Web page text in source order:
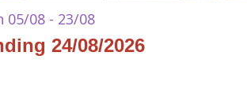
05/08 - 23/08
24/08/2026